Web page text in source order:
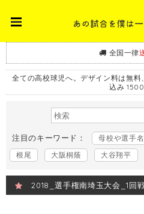
全国一律
全ての高校球児へ。デザイン料は無
込み 1500
注目のキーワード： 母校や選手
根尾
大阪桐蔭 大谷翔平
2018_選手権南埼玉大会_1回